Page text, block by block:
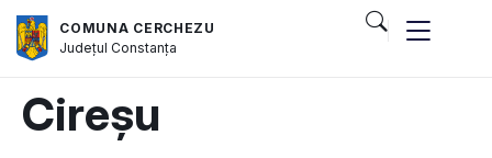
COMUNA CERCHEZU
JudețulConstanța
Cireșu